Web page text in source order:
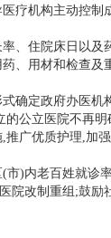
疗机构主动控
住院床日以及
、用材和检查
定政府办医机
公立医院不再
优质护理,加强
老百姓就诊率
院改制重组;鼓励